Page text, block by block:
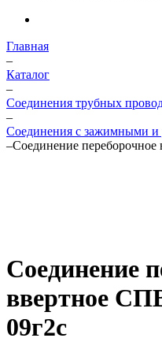
Главная
–
Каталог
–
Соединения трубных
–
Соединения с зажимными
–Соединение
Соединение
ввертное
09г2с